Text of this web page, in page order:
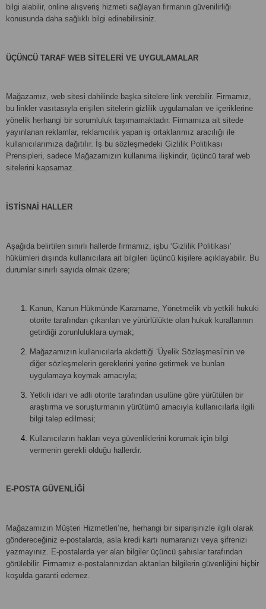
bilgi alabilir, online alışveriş hizmeti sağlayan firmanın güvenilirliği
konusunda daha sağlıklı bilgi edinebilirsiniz.
ÜÇÜNCÜ TARAF WEB SİTELERİ VE UYGULAMALAR
Mağazamız, web sitesi dahilinde başka sitelere link verebilir. Firmamız,
bu linkler vasıtasıyla erişilen sitelerin gizlilik uygulamaları ve içeriklerine
yönelik herhangi bir sorumluluk taşımamaktadır. Firmamıza ait sitede
yayınlanan reklamlar, reklamcılık yapan iş ortaklarımız aracılığı ile
kullanıcılarımıza dağıtılır. İş bu sözleşmedeki Gizlilik Politikası
Prensipleri, sadece Mağazamızın kullanıma ilişkindir, üçüncü taraf web
sitelerini kapsamaz.
İSTİSNAİ HALLER
Aşağıda belirtilen sınırlı hallerde firmamız, işbu ‘Gizlilik Politikası’
hükümleri dışında kullanıcılara ait bilgileri üçüncü kişilere açıklayabilir. Bu
durumlar sınırlı sayıda olmak üzere;
Kanun, Kanun Hükmünde Kararname, Yönetmelik vb yetkili hukuki
otorite tarafından çıkarılan ve yürürlülükte olan hukuk kurallarının
getirdiği zorunluluklara uymak;
Mağazamızın kullanıcılarla akdettiği ‘Üyelik Sözleşmesi’nin ve
diğer sözleşmelerin gereklerini yerine getirmek ve bunları
uygulamaya koymak amacıyla;
Yetkili idari ve adli otorite tarafından usulüne göre yürütülen bir
araştırma ve soruşturmanın yürütümü amacıyla kullanıcılarla ilgili
bilgi talep edilmesi;
Kullanıcıların hakları veya güvenliklerini korumak için bilgi
vermenin gerekli olduğu hallerdir.
E-POSTA GÜVENLİĞİ
Mağazamızın Müşteri Hizmetleri’ne, herhangi bir siparişinizle ilgili olarak
göndereceğiniz e-postalarda, asla kredi kartı numaranızı veya şifrenizi
yazmayınız. E-postalarda yer alan bilgiler üçüncü şahıslar tarafından
görülebilir. Firmamız e-postalarınızdan aktarılan bilgilerin güvenliğini hiçbir
koşulda garanti edemez.